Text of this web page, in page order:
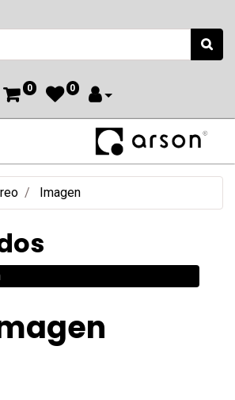
0 0
Imagen